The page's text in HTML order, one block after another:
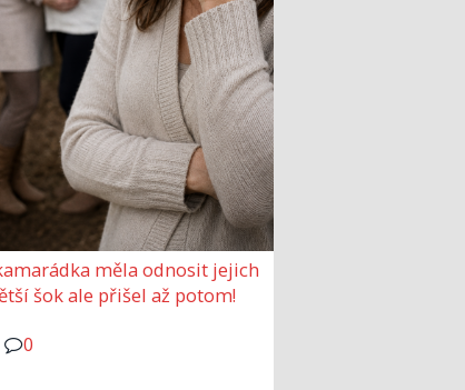
měla odnosit jejich
šok ale přišel až potom!
0